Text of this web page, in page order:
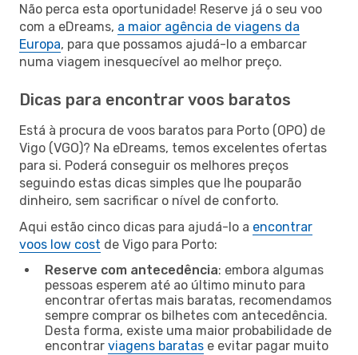
Não perca esta oportunidade! Reserve já o seu voo
com a eDreams, a maior agência de viagens da
Europa, para que possamos ajudá-lo a embarcar
numa viagem inesquecível ao melhor preço.
Dicas para encontrar voos baratos
Está à procura de voos baratos para Porto (OPO) de
Vigo (VGO)? Na eDreams, temos excelentes ofertas
para si. Poderá conseguir os melhores preços
seguindo estas dicas simples que lhe pouparão
dinheiro, sem sacrificar o nível de conforto.
Aqui estão cinco dicas para ajudá-lo a encontrar
voos low cost de Vigo para Porto:
Reserve com antecedência: embora algumas
pessoas esperem até ao último minuto para
encontrar ofertas mais baratas, recomendamos
sempre comprar os bilhetes com antecedência.
Desta forma, existe uma maior probabilidade de
encontrar viagens baratas e evitar pagar muito